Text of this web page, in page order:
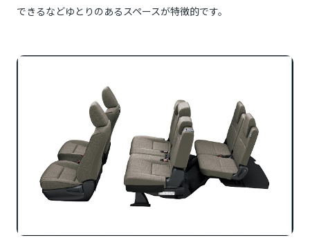
できるなどゆとりのあるスペースが特徴的です。